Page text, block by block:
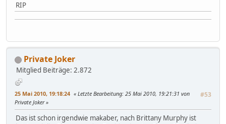
RIP
Private Joker
Mitglied Beiträge: 2.872
25 Mai 2010, 19:18:24 #53
Letzte Bearbeitung: 25 Mai 2010, 19:21:31 von
Private Joker
Das ist schon irgendwie makaber, nach Brittany Murphy ist